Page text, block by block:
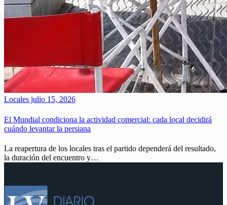
Locales julio 15, 2026
El Mundial condiciona la actividad comercial: cada local decidirá
cuándo levantar la persiana
La reapertura de los locales tras el partido dependerá del resultado,
la duración del encuentro y…